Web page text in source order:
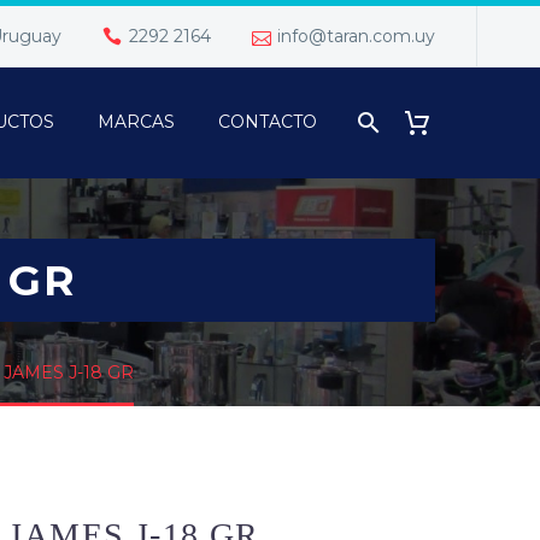
2292 2164 info@taran.com.uy
MARCAS CONTACTO
J-18 GR